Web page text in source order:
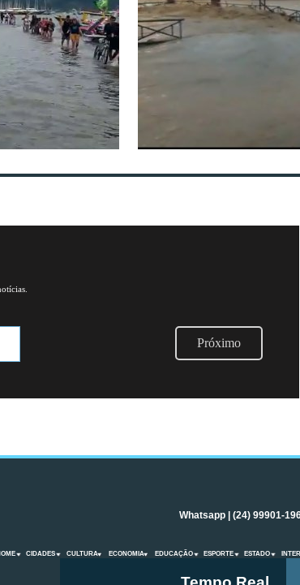
Próximo
Whatsapp | (24) 99901-
CIDADES CULTURA ECONOMIA EDUCAÇÃO ESPORTE ESTADO